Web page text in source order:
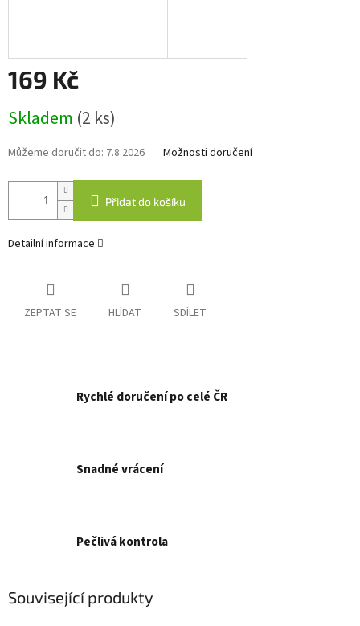
169 Kč
cena:
Skladem (2 ks)
Můžeme doručit do: 7.8.2026 Možnosti doručení
Přidat do košíku
Detailní informace
ZEPTAT SE HLÍDAT SDÍLET
Rychlé doručení po celé ČR
Snadné vrácení
Pečlivá kontrola
Související produkty